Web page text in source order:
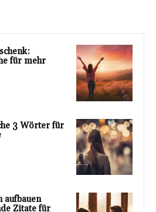
für mehr
3 Wörter für
aufbauen
Zitate für